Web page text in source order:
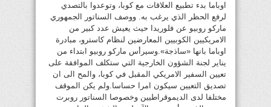
اوباما بدء تطبيع العلاقات مع كوبا، وتوعدوا بالتصدي
لرفع الحظر الذي يرغب به. ووصف السناتور الجمهوري
ماركو روبيو عن فلوريدا حيث يعيش عدد كبير من
الامريكيين الكوبيين المعارضين لنظام كاسترو، مبادرة
اوباما بانها «ساذجة».وسيرأس ماركو روبيو ابتداء من
يناير لجنة الشؤون الخارجية التي ستكلف الموافقة على
تعيين السفير الامريكي المقبل في كوبا، والمح الى ان
تصديق التعيين سيكون امرا حساسا.ولم يكن الموقف
مختلفا لدى الديموقراطيين وخصوصا السناتور روبرت